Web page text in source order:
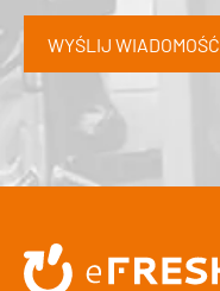
WYŚLIJ WIADOMOŚĆ
Alternative: